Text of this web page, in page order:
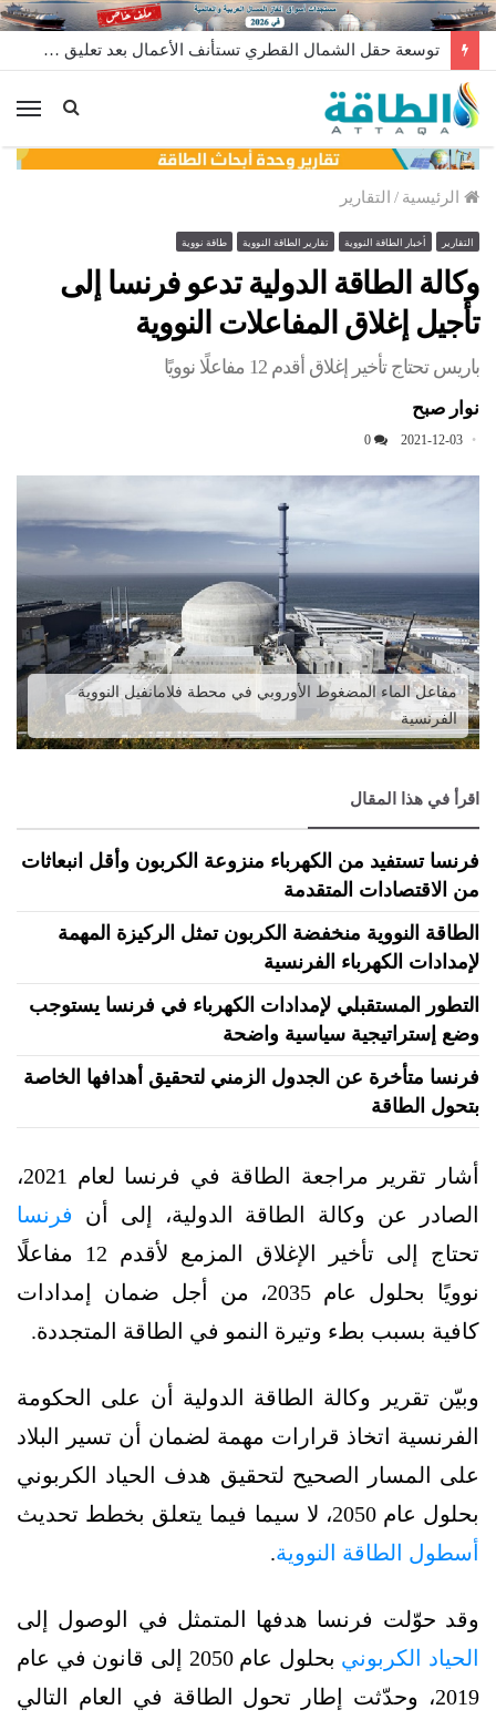
توسعة حقل الشمال القطري تستأنف الأعمال بعد تعليق مؤقت
الرئيسية / التقارير
التقارير أخبار الطاقة النووية تقارير الطاقة النووية طاقة نووية
وكالة الطاقة الدولية تدعو فرنسا إلى
تأجيل إغلاق المفاعلات النووية
باريس تحتاج تأخير إغلاق أقدم 12 مفاعلًا نوويًا
نوار صبح
2021-12-03
0
مفاعل الماء المضغوط الأوروبي في محطة فلامانفيل النووية
الفرنسية
اقرأ في هذا المقال
فرنسا تستفيد من الكهرباء منزوعة الكربون وأقل انبعاثات
من الاقتصادات المتقدمة
الطاقة النووية منخفضة الكربون تمثل الركيزة المهمة
لإمدادات الكهرباء الفرنسية
التطور المستقبلي لإمدادات الكهرباء في فرنسا يستوجب
وضع إستراتيجية سياسية واضحة
فرنسا متأخرة عن الجدول الزمني لتحقيق أهدافها الخاصة
بتحول الطاقة
أشار تقرير مراجعة الطاقة في فرنسا لعام 2021،
الصادر عن وكالة الطاقة الدولية، إلى أن فرنسا
تحتاج إلى تأخير الإغلاق المزمع لأقدم 12 مفاعلًا
نوويًا بحلول عام 2035، من أجل ضمان إمدادات
كافية بسبب بطء وتيرة النمو في الطاقة المتجددة.
وبيّن تقرير وكالة الطاقة الدولية أن على الحكومة
الفرنسية اتخاذ قرارات مهمة لضمان أن تسير البلاد
على المسار الصحيح لتحقيق هدف الحياد الكربوني
بحلول عام 2050، لا سيما فيما يتعلق بخطط تحديث
أسطول الطاقة النووية.
وقد حوّلت فرنسا هدفها المتمثل في الوصول إلى
الحياد الكربوني
بحلول عام 2050 إلى قانون في عام
2019، وحدّثت إطار تحول الطاقة في العام التالي